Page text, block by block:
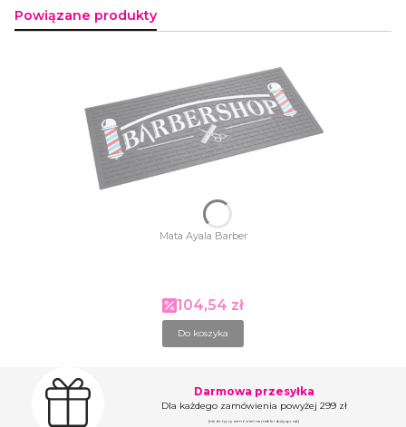
Powiązane produkty
Mata Ayala Barber
Cena promocyjna
104,54 zł
Do koszyka
Darmowa przesyłka
Dla każdego zamówienia powyżej 299 zł
(nie dotyczy zamówień na meble i duży sprzęt)